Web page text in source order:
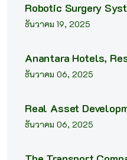
Robotic Surgery
ธันวาคม 19, 2025
Anantara Hotels,
ธันวาคม 06, 2025
Real Asset
ธันวาคม 06, 2025